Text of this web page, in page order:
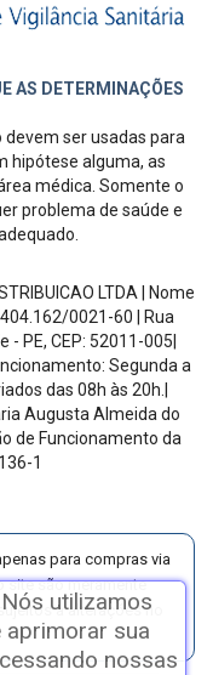
AS DETERMINAÇÕES
ser usadas para
hipótese alguma, as
médica. Somente o
problema de saúde e
LTDA
| Nome
0021-60
Rua
- PE, CEP: 52011-005
Segunda a
das 08h às 20h
Augusta Almeida do
de Funcionamento da
1
para compras via
site são meramente
a alterações no
Nós utilizamos
sua
nossas